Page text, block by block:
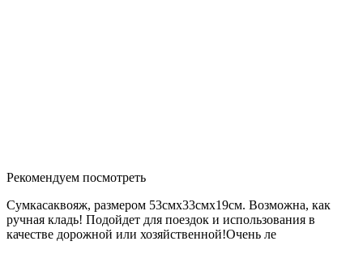
Рекомендуем посмотреть
Сумкасаквояж, размером 53смх33смх19см. Возможна, как
ручная кладь! Подойдет для поездок и использования в
качестве дорожной или хозяйственной!Очень ле